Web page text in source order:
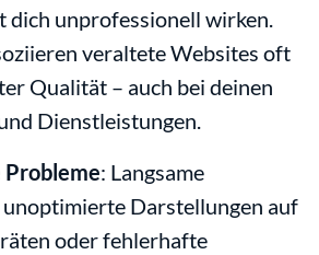
dich unprofessionell wirken.
veraltete Websites oft
Qualität – auch bei deinen
Dienstleistungen.
Probleme: Langsame
unoptimierte Darstellungen auf
oder fehlerhafte